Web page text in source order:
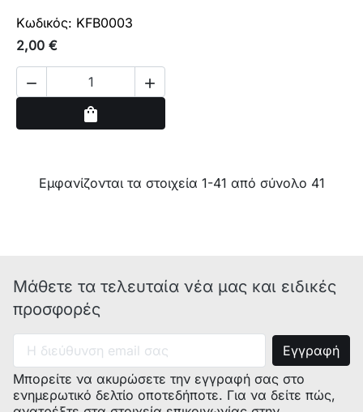
Κωδικός: KFB0003
2,00 €
 
shopping_bag
Εμφανίζονται τα στοιχεία 1-41 από σύνολο 41
Μάθετε τα τελευταία νέα μας και ειδικές
προσφορές
Μπορείτε να ακυρώσετε την εγγραφή σας στο
ενημερωτικό δελτίο οποτεδήποτε. Για να δείτε πώς,